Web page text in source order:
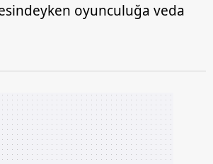
oyunculuğa veda